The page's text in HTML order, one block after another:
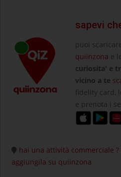
sapevi
puoi
quiinzona e
curiosita' e
vicino a te
fidelity card,
e prenota i
hai una attività commerciale
aggiungila su quiinzona